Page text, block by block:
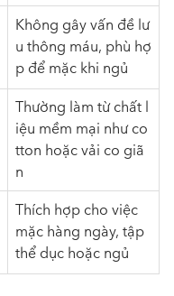
Không gây vấn đề lư
u thông máu, phù hợ
p để mặc khi ngủ
Thường làm từ chất l
iệu mềm mại như co
tton hoặc vải co giã
n
Thích hợp cho việc
mặc hàng ngày, tập
thể dục hoặc ngủ